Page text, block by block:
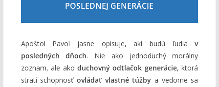
POSLEDNEJ GENERÁCIE
Apoštol Pavol jasne opisuje, akí budú ľudiav
posledných dňoch. Nie ako jednoduchý morálny
zoznam, ale ako duchovný odtlačok generácie, ktorá
stratí schopnosťovládať vlastné túžby a vedome sa